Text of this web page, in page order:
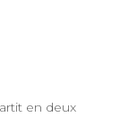
en deux